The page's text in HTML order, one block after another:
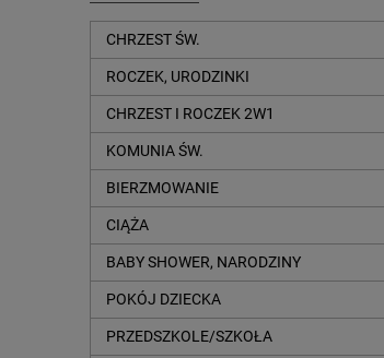
CHRZEST ŚW.
ROCZEK, URODZINKI
CHRZEST I ROCZEK 2W1
KOMUNIA ŚW.
BIERZMOWANIE
CIĄŻA
BABY SHOWER, NARODZINY
POKÓJ DZIECKA
PRZEDSZKOLE/SZKOŁA